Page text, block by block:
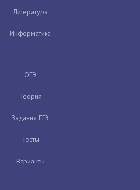
Литература
Информатика
ОГЭ
Теория
Задания ЕГЭ
Тесты
Варианты